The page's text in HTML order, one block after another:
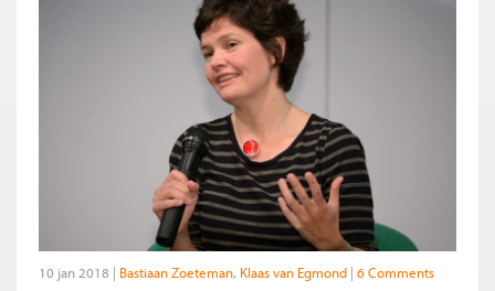
10 jan 2018 Bastiaan Zoeteman Klaas van Egmond 6 Comments